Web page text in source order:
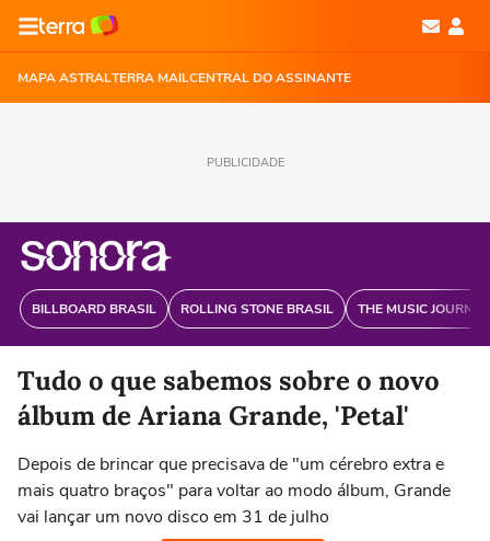
MAPA ASTRALTERRA MAILCENTRAL DO ASSINANTE
PUBLICIDADE
BILLBOARD BRASIL ROLLING STONE BRASIL THE MUSIC
Tudo o que sabemos sobre o novo
álbum de Ariana Grande, 'Petal'
Depois de brincar que precisava de "um cérebro extra e
mais quatro braços" para voltar ao modo álbum, Grande
vai lançar um novo disco em 31 de julho